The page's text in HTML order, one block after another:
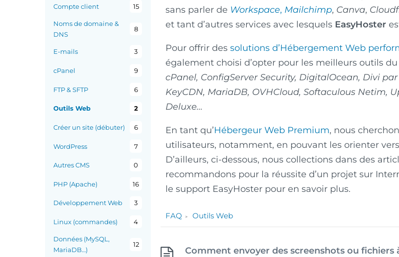
Compte client 15
Noms de domaine &
DNS
8
E-mails 3
cPanel 9
FTP & SFTP 6
Outils Web 2
Créer un site (débuter) 6
WordPress 7
Autres CMS 0
PHP (Apache) 16
Développement Web 3
Linux (commandes) 4
Données (MySQL,
MariaDB…)
12
sans parler de Workspace, Mailchimp, Canva,
et tant d’autres services avec lesquels EasyHoster
Pour offrir des solutions d’Hébergement Web
également choisi d’opter pour les meilleurs outils
cPanel, ConfigServer Security, DigitalOcean, Divi
KeyCDN, MariaDB, OVHCloud, Softaculous Netim,
Deluxe…
En tant qu’Hébergeur Web Premium, nous
utilisateurs, notamment, en pouvant les orienter
D’ailleurs, ci-dessous, nous collections dans des
recommandons pour la réussite d’un projet sur
le support EasyHoster pour en savoir plus.
FAQ Outils Web
Comment envoyer des screenshots ou fichiers